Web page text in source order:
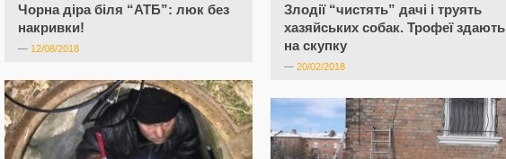
Чорна діра біля “АТБ”: люк без
накривки!
— 12/08/2018
Злодії “чистять” дачі і труять
хазяйських собак. Трофеї здають
на скупку
— 20/02/2018